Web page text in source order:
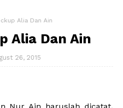
Alia Dan Ain
Alia Dan Ain
26, 2015